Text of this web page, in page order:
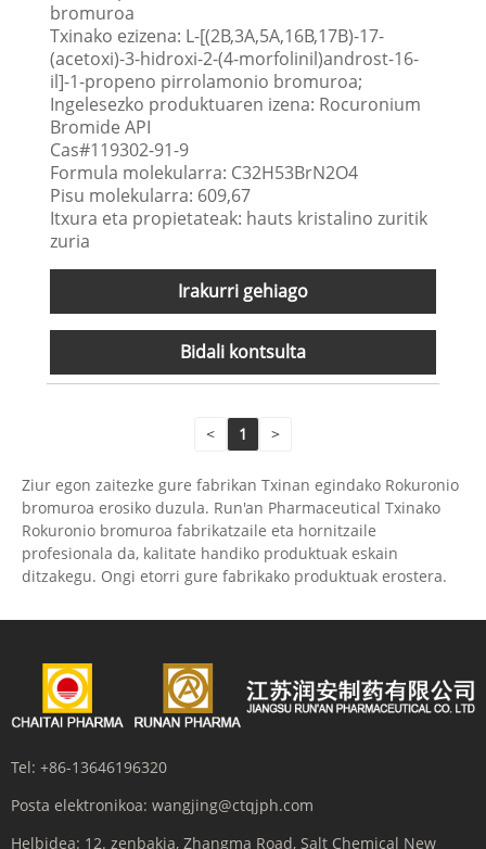
bromuroa
Txinako ezizena: L-[(2Β,3Α,5Α,16Β,17Β)-17-
(acetoxi)-3-hidroxi-2-(4-morfolinil)androst-16-
il]-1-propeno pirrolamonio bromuroa;
Ingelesezko produktuaren izena: Rocuronium
Bromide API
Cas#119302-91-9
Formula molekularra: C32H53BrN2O4
Pisu molekularra: 609,67
Itxura eta propietateak: hauts kristalino zuritik
zuria
Irakurri gehiago
Bidali kontsulta
< 1 >
Ziur egon zaitezke gure fabrikan Txinan egindako Rokuronio
bromuroa erosiko duzula. Run'an Pharmaceutical Txinako
Rokuronio bromuroa fabrikatzaile eta hornitzaile
profesionala da, kalitate handiko produktuak eskain
ditzakegu. Ongi etorri gure fabrikako produktuak erostera.
Tel: +86-13646196320
Posta elektronikoa: wangjing@ctqjph.com
Helbidea: 12. zenbakia, Zhangma Road, Salt Chemical New